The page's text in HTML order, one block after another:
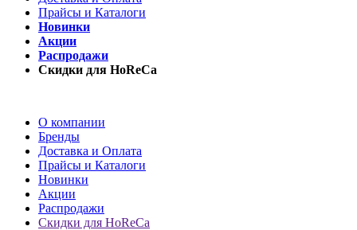
Прайсы и Каталоги
Новинки
Акции
Распродажи
Скидки для HoReCa
О компании
Бренды
Доставка и Оплата
Прайсы и Каталоги
Новинки
Акции
Распродажи
Скидки для HoReCa